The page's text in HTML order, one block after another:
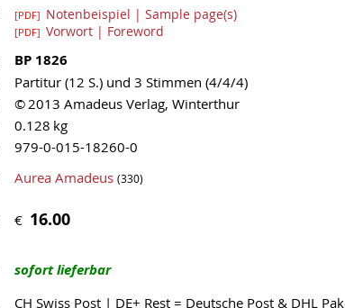
[PDF] Notenbeispiel | Sample page(s)
[PDF] Vorwort | Foreword
BP 1826
Partitur (12 S.) und 3 Stimmen (4/4/4)
© 2013 Amadeus Verlag, Winterthur
0.128 kg
979-0-015-18260-0
Aurea Amadeus (330)
€ 16.00
sofort lieferbar
CH Swiss Post | DE+ Rest = Deutsche Post & DHL